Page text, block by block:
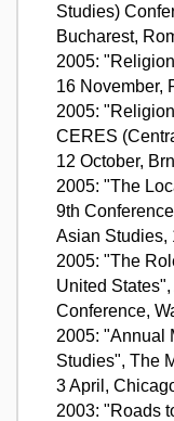
Studies)
Bucharest,
2005:
16 November,
2005:
CERES
12 October,
2005: "The
9th
Asian Studies,
2005: "The
United
Conference,
2005: "Annual
Studies", The
3 April,
2003: "Roads